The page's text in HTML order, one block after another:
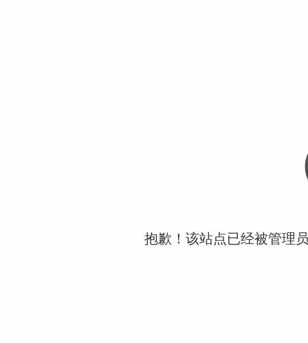
抱歉！该站点已经被管理